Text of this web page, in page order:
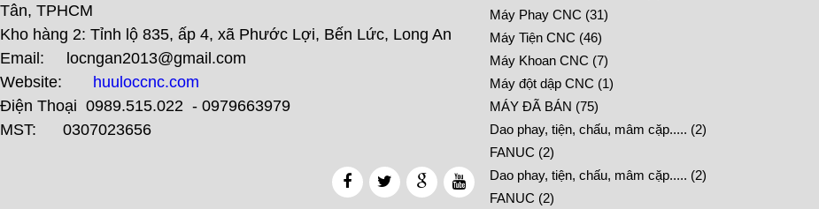
Tân, TPHCM
Kho hàng 2: Tỉnh lộ 835, ấp 4, xã Phước Lợi, Bến Lức, Long An
Email: locngan2013@gmail.com
Website: huuloccnc.com
Điện Thoại 0989.515.022 - 0979663979
MST: 0307023656
Máy Phay CNC (31)
Máy Tiện CNC (46)
Máy Khoan CNC (7)
Máy đột dập CNC (1)
MÁY ĐÃ BÁN (75)
Dao phay, tiện, chấu, mâm cặp..... (2)
FANUC (2)
Dao phay, tiện, chấu, mâm cặp..... (2)
FANUC (2)